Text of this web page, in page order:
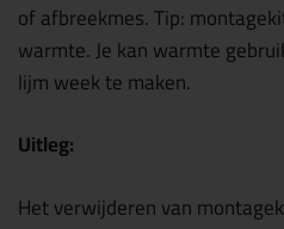
of afbreekmes. Tip:
warmte. Je kan warmte
lijm week te maken.
Uitleg:
Het verwijderen van